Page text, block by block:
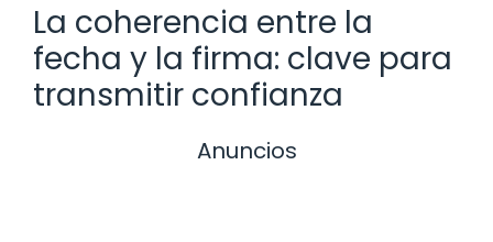
La coherencia entre la
fecha y la firma: clave para
transmitir confianza
Anuncios